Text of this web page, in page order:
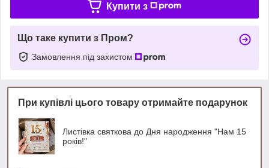
Купити з
Що таке купити з Пром?
Замовлення під захистом
При купівлі цього товару отримайте подарунок
Листівка святкова до Дня народження "Нам 15
років!"